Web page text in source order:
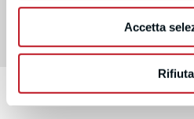
Accetta
Rifiuta